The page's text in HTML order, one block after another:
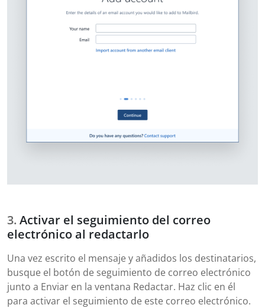
Activar el seguimiento del correo
electrónico al redactarlo
Una vez escrito el mensaje y añadidos los destinatarios,
busque el botón de seguimiento de correo electrónico
junto a Enviar en la ventana Redactar. Haz clic en él
para activar el seguimiento de este correo electrónico.